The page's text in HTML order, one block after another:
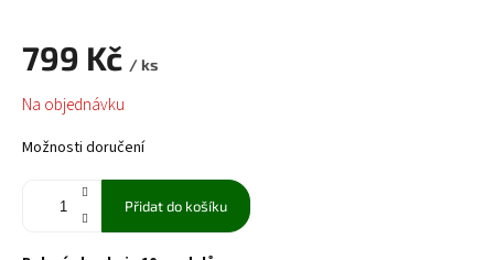
799 Kč / ks
Měrná
cena:
Na objednávku
Možnosti doručení
Přidat do košíku